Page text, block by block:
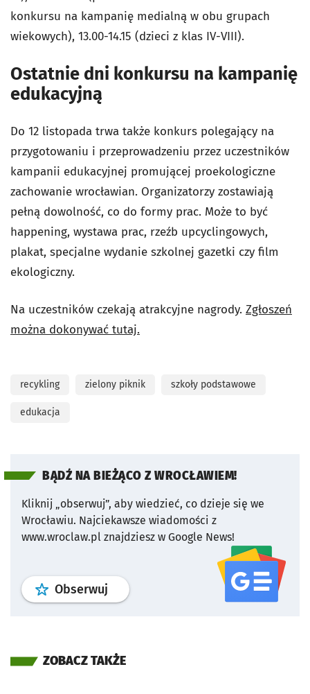
konkursu na kampanię medialną w obu grupach
wiekowych), 13.00-14.15 (dzieci z klas IV-VIII).
Ostatnie dni konkursu na kampanię
edukacyjną
Do 12 listopada trwa także konkurs polegający na
przygotowaniu i przeprowadzeniu przez uczestników
kampanii edukacyjnej promującej proekologiczne
zachowanie wrocławian. Organizatorzy zostawiają
pełną dowolność, co do formy prac. Może to być
happening, wystawa prac, rzeźb upcyclingowych,
plakat, specjalne wydanie szkolnej gazetki czy film
ekologiczny.
Na uczestników czekają atrakcyjne nagrody. Zgłoszeń
można dokonywać tutaj.
recykling zielony piknik szkoły podstawowe
edukacja
BĄDŹ NA BIEŻĄCO Z WROCŁAWIEM!
Kliknij „obserwuj”, aby wiedzieć, co dzieje się we
Wrocławiu. Najciekawsze wiadomości z
www.wroclaw.pl znajdziesz w Google News!
Obserwuj profil serwisu
ZOBACZ TAKŻE